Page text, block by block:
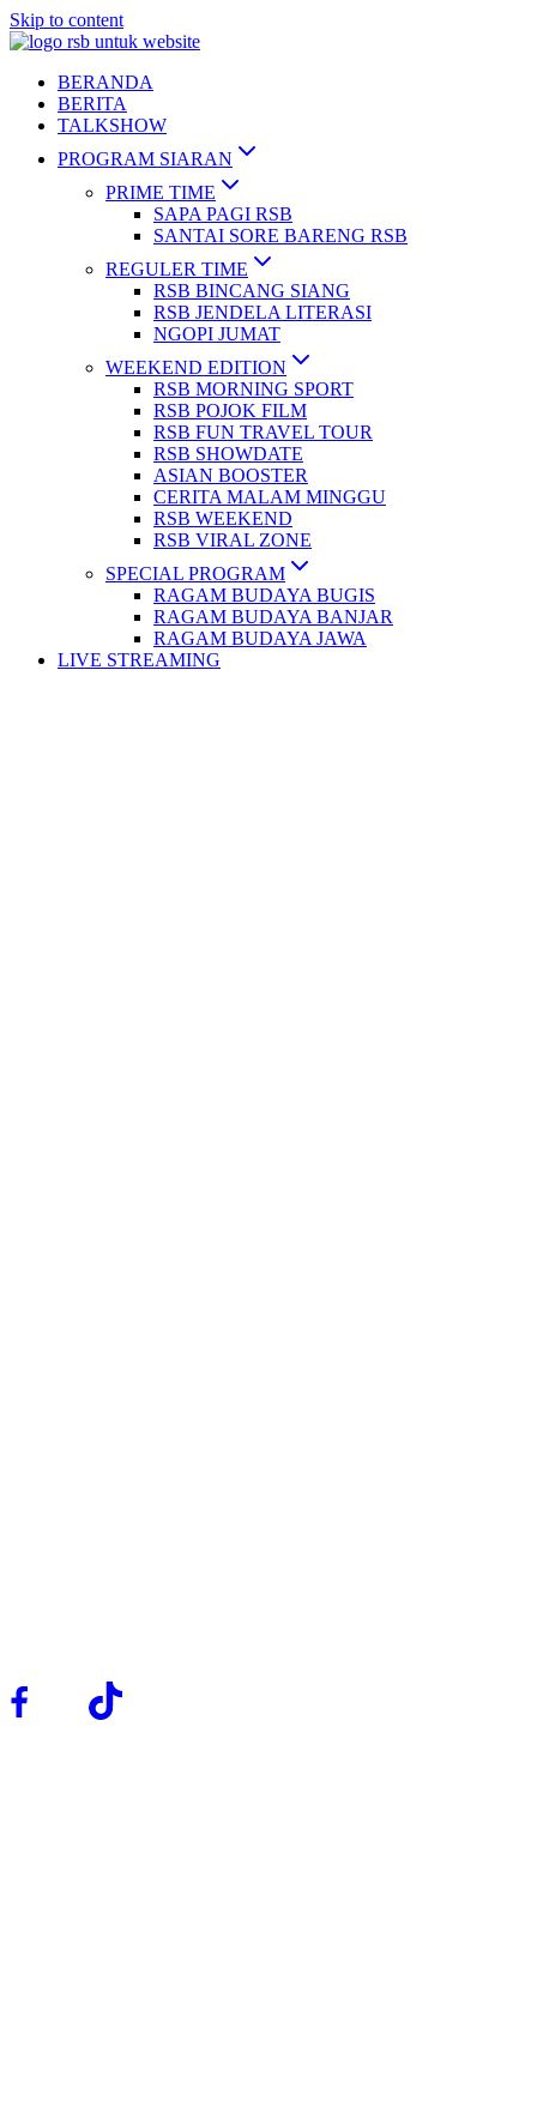
Skip to content
BERANDA
BERITA
TALKSHOW
PROGRAM SIARAN
PRIME TIME
SAPA PAGI RSB
SANTAI SORE BARENG RSB
REGULER TIME
RSB BINCANG SIANG
RSB JENDELA LITERASI
NGOPI JUMAT
WEEKEND EDITION
RSB MORNING SPORT
RSB POJOK FILM
RSB FUN TRAVEL TOUR
RSB SHOWDATE
ASIAN BOOSTER
CERITA MALAM MINGGU
RSB WEEKEND
RSB VIRAL ZONE
SPECIAL PROGRAM
RAGAM BUDAYA BUGIS
RAGAM BUDAYA BANJAR
RAGAM BUDAYA JAWA
LIVE STREAMING